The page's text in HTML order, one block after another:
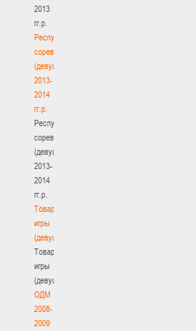
2013
гг.р.
Республиканские
соревнования
(девушки)
2013-
2014
гг.р.
Республиканские
соревнования
(девушки)
2013-
2014
гг.р.
Товарищеские
игры
(девушки)
Товарищеские
игры
(девушки)
ОДМ
2008-
2009